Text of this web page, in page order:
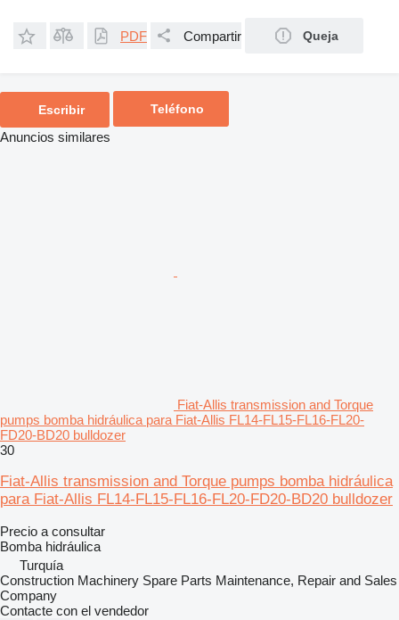
PDF Compartir Queja
Escribir Teléfono
Anuncios similares
Fiat-Allis transmission and Torque
pumps bomba hidráulica para Fiat-Allis FL14-FL15-FL16-FL20-
FD20-BD20 bulldozer
30
Fiat-Allis transmission and Torque pumps bomba hidráulica
para Fiat-Allis FL14-FL15-FL16-FL20-FD20-BD20 bulldozer
Precio a consultar
Bomba hidráulica
Turquía
Construction Machinery Spare Parts Maintenance, Repair and Sales
Company
Contacte con el vendedor